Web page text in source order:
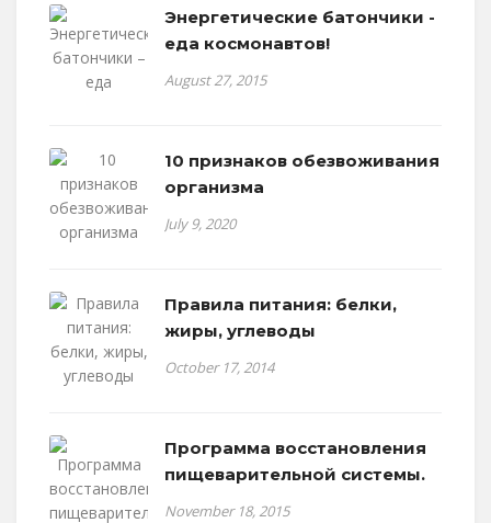
Энергетические батончики -
еда космонавтов!
August 27, 2015
10 признаков обезвоживания
организма
July 9, 2020
Правила питания: белки,
жиры, углеводы
October 17, 2014
Программа восстановления
пищеварительной системы.
November 18, 2015